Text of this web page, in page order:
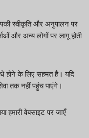
स्वीकृति और अनुपालन पर
और अन्य लोगों पर लागू होती
होने के लिए सहमत हैं। यदि
तक नहीं पहुंच पाएंगे।
हमारी वेबसाइट पर जाएँ